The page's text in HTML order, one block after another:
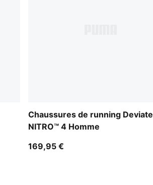
Chaussures de running Deviate
NITRO™ 4 Homme
169,95 €